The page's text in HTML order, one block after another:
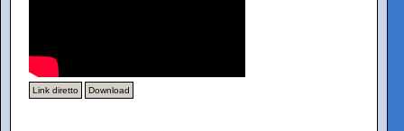
Link diretto Download